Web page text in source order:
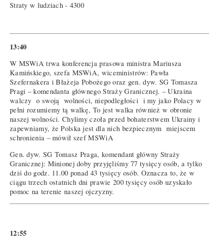
Straty w ludziach - 4300
13:40
W MSWiA trwa konferencja prasowa ministra Mariusza
Kamińskiego, szefa MSWiA, wiceministrów: Pawła
Szefernakera i Błażeja Pobożego oraz gen. dyw. SG Tomasza
Pragi – komendanta głównego Straży Granicznej. – Ukraina
walczy o swoją wolności, niepodległości i my jako Polacy w
pełni rozumiemy tą walkę, To jest walka również w obronie
naszej wolności. Chylimy czoła przed bohaterstwem Ukrainy i
zapewniamy, że Polska jest dla nich bezpiecznym miejscem
schronienia – mówił szef MSWiA
Gen. dyw. SG Tomasz Praga, komendant główny Straży
Granicznej: Minionej doby przyjęliśmy 77 tysięcy osób, a tylko
dziś do godz. 11.00 ponad 43 tysięcy osób. Oznacza to, że w
ciągu trzech ostatnich dni prawie 200 tysięcy osób uzyskało
pomoc na terenie naszej ojczyzny.
12:55